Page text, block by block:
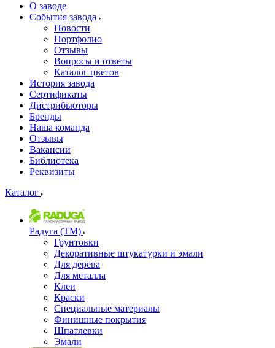
О заводе
События завода
Новости
Портфолио
Отзывы
Вопросы и ответы
Каталог цветов
История завода
Сертификаты
Дистрибьюторы
Бренды
Наша команда
Отзывы
Вакансии
Библиотека
Реквизиты
Каталог
Радуга (ТМ)
Грунтовки
Декоративные штукатурки и эмали
Для дерева
Для металла
Клеи
Краски
Специальные материалы
Финишные покрытия
Шпатлевки
Эмали